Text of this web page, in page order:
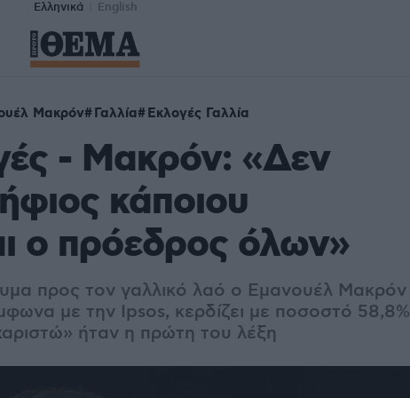
Ελληνικά English
Μακρόν Γαλλία Εκλογές Γαλλία
- Μακρόν: «Δεν
κάποιου
ο πρόεδρος όλων»
προς τον γαλλικό λαό ο Εμανουέλ Μακρόν
με την Ipsos, κερδίζει με ποσοστό 58,8%
ήταν η πρώτη του λέξη